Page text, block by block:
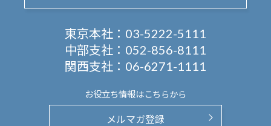
東京本社： 03-5222-5111
中部支社： 052-856-8111
関西支社： 06-6271-1111
お役立ち情報はこちらから
メルマガ登録